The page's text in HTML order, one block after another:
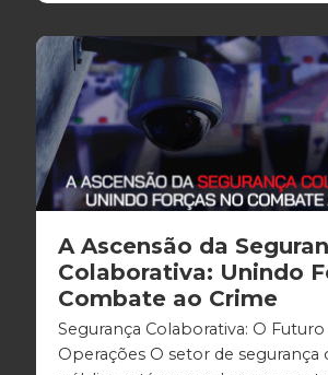
A Ascensão da
Colaborativa: Unindo
Combate ao Crime
Segurança Colaborativa: O Futuro
Operações O setor de segurança